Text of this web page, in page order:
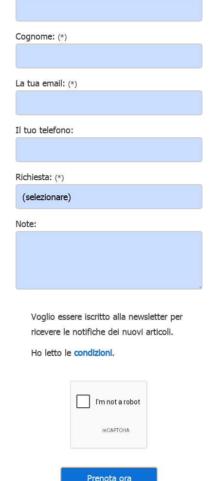
Cognome: (*)
La tua email: (*)
Il tuo telefono:
Richiesta: (*)
Note:
Voglio essere iscritto alla newsletter per
ricevere le notifiche dei nuovi articoli.
Ho letto le condizioni.